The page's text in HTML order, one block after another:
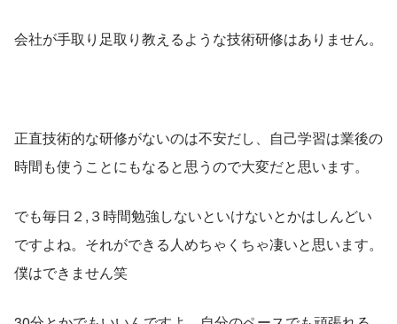
会社が手取り足取り教えるような技術研修はありません。
正直技術的な研修がないのは不安だし、自己学習は業後の
時間も使うことにもなると思うので大変だと思います。
でも毎日２,３時間勉強しないといけないとかはしんどい
ですよね。それができる人めちゃくちゃ凄いと思います。
僕はできません笑